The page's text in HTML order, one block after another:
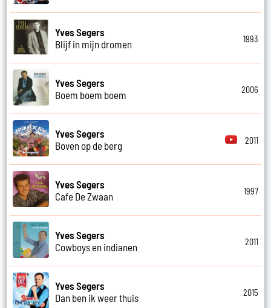
Yves Segers
Blijf in mijn dromen
1993
Yves Segers
Boem boem boem
2006
Yves Segers
Boven op de berg
2011
Yves Segers
Cafe De Zwaan
1997
Yves Segers
Cowboys en indianen
2011
Yves Segers
Dan ben ik weer thuis
2015